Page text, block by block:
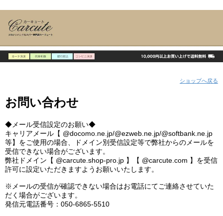
ショップへ戻る
お問い合わせ
◆メール受信設定のお願い◆
キャリアメール【 @docomo.ne.jp/@ezweb.ne.jp/@softbank.ne.jp
等】をご使用の場合、ドメイン別受信設定等で弊社からのメールを
受信できない場合がございます。
弊社ドメイン【 @carcute.shop-pro.jp 】【 @carcute.com 】を受信
許可に設定いただきますようお願いいたします。
※メールの受信が確認できない場合はお電話にてご連絡させていた
だく場合がございます。
発信元電話番号：050-6865-5510